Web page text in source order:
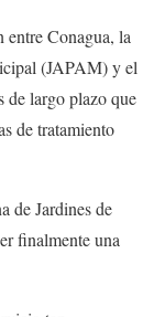
entre Conagua, la
(JAPAM) y el
de largo plazo que
de tratamiento
de Jardines de
finalmente una